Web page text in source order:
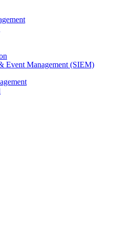
Event Management (SIEM)